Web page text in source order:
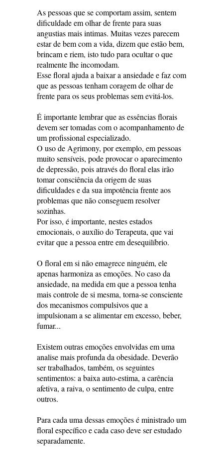
As pessoas que se comportam assim, sentem
dificuldade em olhar de frente para suas
angustias mais intimas. Muitas vezes parecem
estar de bem com a vida, dizem que estão bem,
brincam e riem, isto tudo para ocultar o que
realmente lhe incomodam.
Esse floral ajuda a baixar a ansiedade e faz com
que as pessoas tenham coragem de olhar de
frente para os seus problemas sem evitá-los.
É importante lembrar que as essências florais
devem ser tomadas com o acompanhamento de
um profissional especializado.
O uso de Agrimony, por exemplo, em pessoas
muito sensíveis, pode provocar o aparecimento
de depressão, pois através do floral elas irão
tomar consciência da origem de suas
dificuldades e da sua impotência frente aos
problemas que não conseguem resolver
sozinhas.
Por isso, é importante, nestes estados
emocionais, o auxílio do Terapeuta, que vai
evitar que a pessoa entre em desequilíbrio.
O floral em si não emagrece ninguém, ele
apenas harmoniza as emoções. No caso da
ansiedade, na medida em que a pessoa tenha
mais controle de si mesma, torna-se consciente
dos mecanismos compulsivos que a
impulsionam a se alimentar em excesso, beber,
fumar...
Existem outras emoções envolvidas em uma
analise mais profunda da obesidade. Deverão
ser trabalhados, também, os seguintes
sentimentos: a baixa auto-estima, a carência
afetiva, a raiva, o sentimento de culpa, entre
outros.
Para cada uma dessas emoções é ministrado um
floral específico e cada caso deve ser estudado
separadamente.